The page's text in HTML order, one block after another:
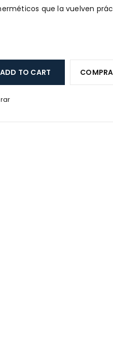
que la vuelven
ADD TO CART